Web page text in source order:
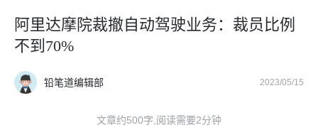
阿里达摩院裁撤自动驾驶业务：裁员比例
不到70%
铅笔道编辑部 2023/05/15
文章约500字,阅读需要2分钟